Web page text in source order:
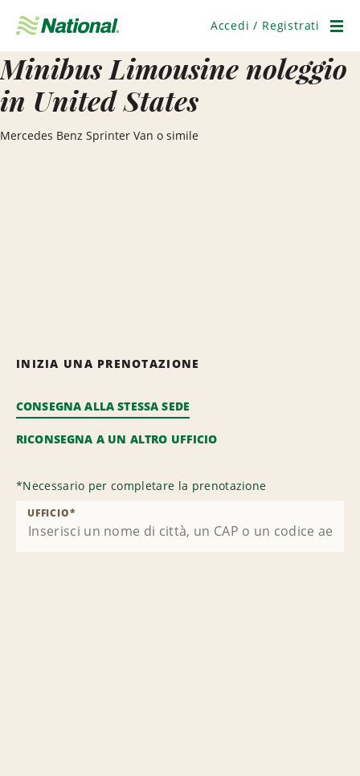
navigazione
Accedi / Registrati
Minibus Limousine noleggio
in United States
Mercedes Benz Sprinter Van o simile
INIZIA UNA PRENOTAZIONE
CONSEGNA ALLA STESSA SEDE
RICONSEGNA A UN ALTRO UFFICIO
*Necessario per completare la prenotazione
UFFICIO*